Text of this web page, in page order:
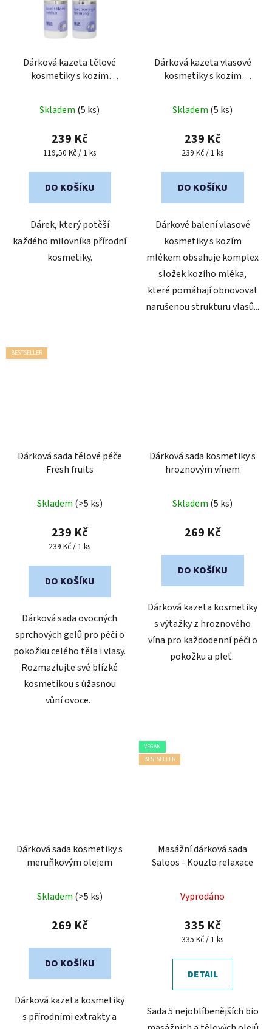
Dárková kazeta tělové
kosmetiky s kozím
ml + Tělové mléko 400
mlhodnocení
produktu
je
z
Skladem (5 ks)
239 Kč
Měrná
119,50 Kč / 1 ks
DO KOŠÍKU
Dárek, který potěší
každého milovníka přírodní
kosmetiky.
Dárková kazeta vlasové
kosmetiky s kozím
hodnocení
produktu
je
z
Skladem (5 ks)
239 Kč
Měrná
239 Kč / 1 ks
DO KOŠÍKU
Dárkové balení vlasové
kosmetiky s kozím
mlékem obsahuje komplex
složek kozího mléka,
které pomáhají obnovovat
narušenou strukturu vlasů...
BESTSELLER
Dárková sada tělové péče
Fresh fruits
hodnocení
produktu
je
z
Skladem (>5 ks)
239 Kč
Měrná
239 Kč / 1 ks
DO KOŠÍKU
Dárková sada ovocných
sprchových gelů pro péči o
pokožku celého těla i vlasy.
Rozmazlujte své blízké
kosmetikou s úžasnou
vůní ovoce.
Dárková sada kosmetiky s
hroznovým vínem
Skladem (5 ks)
269 Kč
DO KOŠÍKU
Dárková kazeta kosmetiky
s výtažky z hroznového
vína pro každodenní péči o
pokožku a pleť.
Dárková sada kosmetiky s
meruňkovým olejem
Skladem (>5 ks)
269 Kč
DO KOŠÍKU
Dárková kazeta kosmetiky
s přírodními extrakty a
VEGAN
BESTSELLER
Masážní dárková sada
Saloos - Kouzlo relaxace
Vyprodáno
335 Kč
Měrná
335 Kč / 1 ks
DETAIL
Sada 5 nejoblíbenějších bio